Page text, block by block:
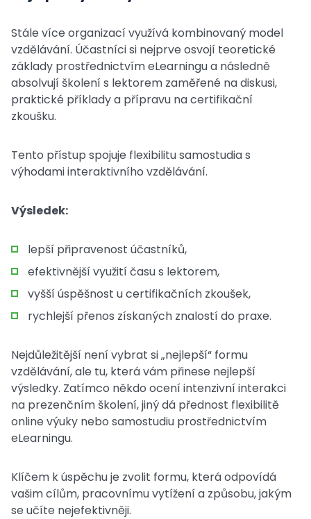
Stále více organizací využívá kombinovaný model
vzdělávání. Účastníci si nejprve osvojí teoretické
základy prostřednictvím eLearningu a následně
absolvují školení s lektorem zaměřené na diskusi,
praktické příklady a přípravu na certifikační
zkoušku.
Tento přístup spojuje flexibilitu samostudia s
výhodami interaktivního vzdělávání.
Výsledek:
lepší připravenost účastníků,
efektivnější využití času s lektorem,
vyšší úspěšnost u certifikačních zkoušek,
rychlejší přenos získaných znalostí do praxe.
Nejdůležitější není vybrat si „nejlepší“ formu
vzdělávání, ale tu, která vám přinese nejlepší
výsledky. Zatímco někdo ocení intenzivní interakci
na prezenčním školení, jiný dá přednost flexibilitě
online výuky nebo samostudiu prostřednictvím
eLearningu.
Klíčem k úspěchu je zvolit formu, která odpovídá
vašim cílům, pracovnímu vytížení a způsobu, jakým
se učíte nejefektivněji.